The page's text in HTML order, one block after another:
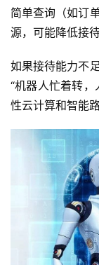
简单查询（如订
源，可能降低接待
如果接待能力不
“机器人忙着转
性云计算和智能